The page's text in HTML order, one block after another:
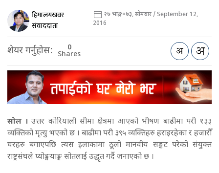
हिमालयखवर
संवाददाता
२७ भाद्र २०७३, सोमबार / September 12,
2016
शेयर गर्नुहोस: 0
Shares
सोल ।उत्तर कोरियाली सीमा क्षेत्रमा आएको भीषण बाढीमा परी १३३
व्यक्तिको मृत्यु भएको छ । बाढीमा परी ३९५ व्यक्तिहरु हराइरहेका र हजारौँ
घरहरु बगाएपछि त्यस इलाकामा ठूलो मानवीय सङ्कट परेको संयुक्त
राष्ट्रसंघले प्योङ्गयाङ्ग सोतलाई उद्धृत गर्दै जनाएको छ ।